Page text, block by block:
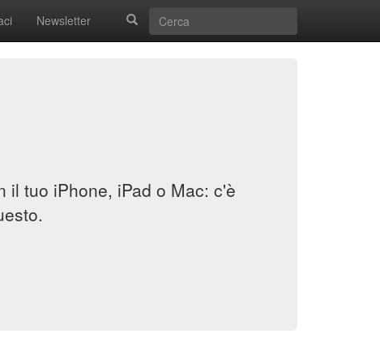
Newsletter
il tuo iPhone, iPad o Mac: c'è